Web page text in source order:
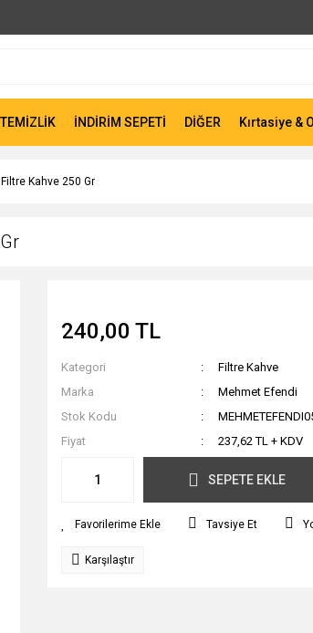
TEMİZLİK İNDİRİM SEPETİ DİĞER Kırtasiye &
Kahve 250 Gr
240,00 TL
Kategori
Filtre Kahve
Marka
Mehmet Efendi
Stok Kodu
Fiyat
237,62 TL + KDV
SEPETE EKLE
Tavsiye Et
Karşılaştır